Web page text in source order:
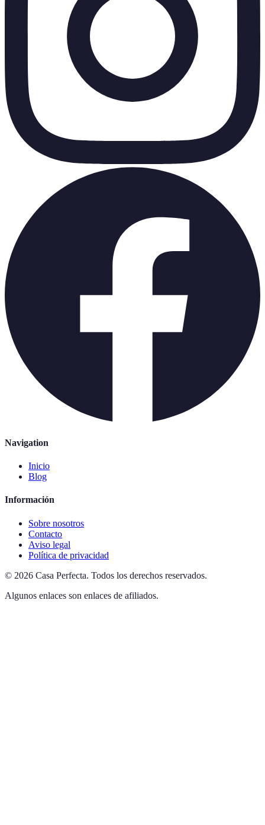
Navigation
Inicio
Blog
Información
Sobre nosotros
Contacto
Aviso legal
Política de privacidad
© 2026 Casa Perfecta. Todos los derechos reservados.
Algunos enlaces son enlaces de afiliados.